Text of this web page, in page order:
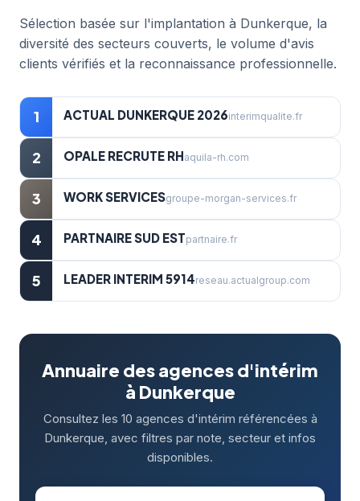
Sélection basée sur l'implantation à Dunkerque, la
diversité des secteurs couverts, le volume d'avis
clients vérifiés et la reconnaissance professionnelle.
1 ACTUAL DUNKERQUE 2026interimqualite.fr
2 OPALE RECRUTE RHaquila-rh.com
3 WORK SERVICESgroupe-morgan-services.fr
4 PARTNAIRE SUD ESTpartnaire.fr
5 LEADER INTERIM 5914reseau.actualgroup.com
Annuaire des agences d'intérim
à Dunkerque
Consultez les 10 agences d'intérim référencées à
Dunkerque, avec filtres par note, secteur et infos
disponibles.